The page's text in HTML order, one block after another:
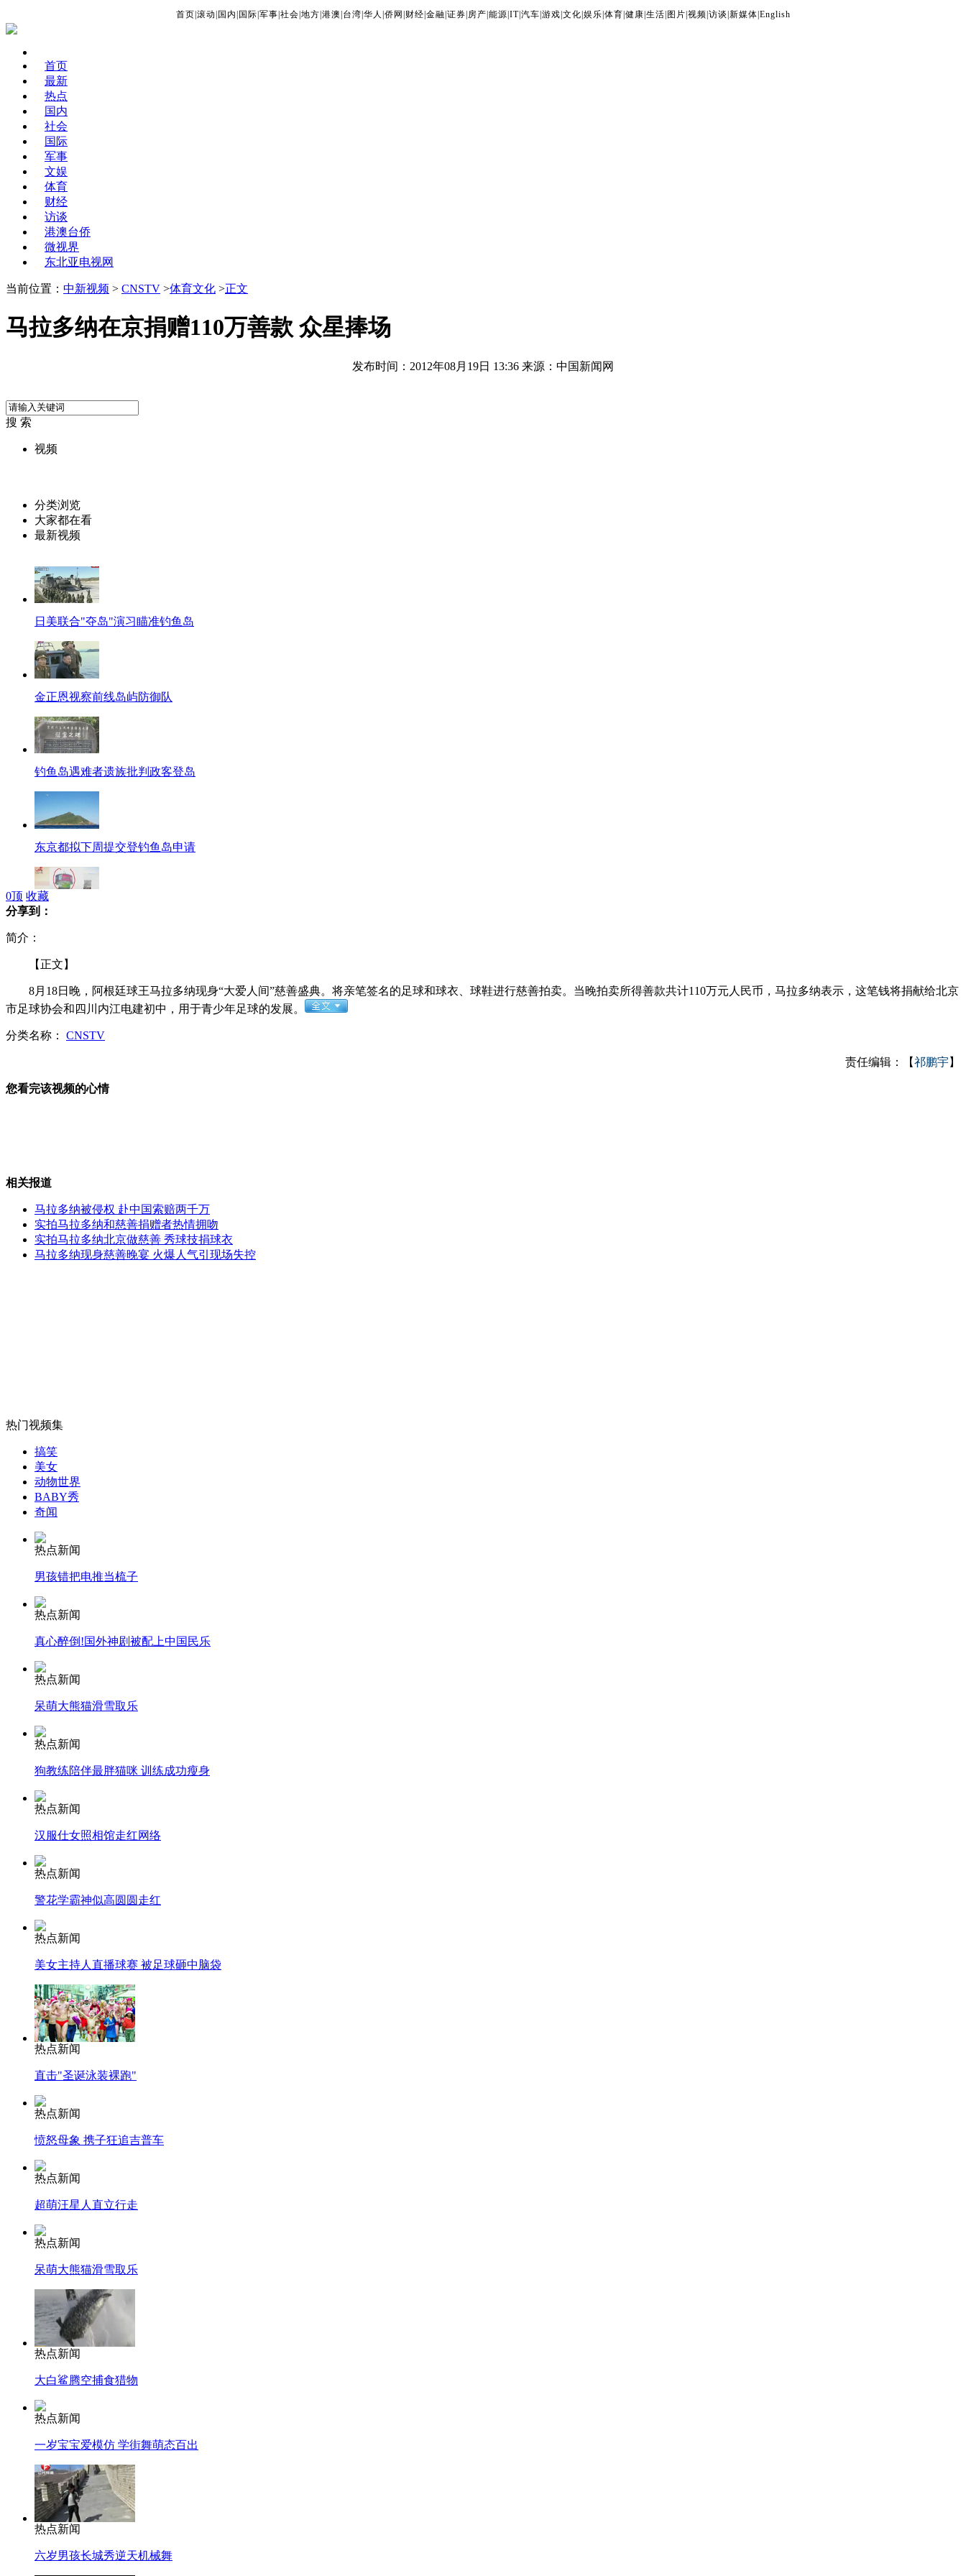
首页 滚动 国内 国际 军事 社会 地方 港澳 台湾 华人 侨网 财经 金融 证券 房产 能源 IT| 汽车 游戏 文化 娱乐 体育 健康 生活 图片 视频 访谈 新媒体 English
首页
最新
热点
国内
社会
国际
军事
文娱
体育
财经
访谈
港澳台侨
微视界
东北亚电视网
当前位置： 中新视频 > CNSTV >体育文化 >正文
马拉多纳在京捐赠110万善款 众星捧场
发布时间：2012年08月19日 13:36 来源：中国新闻网
搜 索
视频
分类浏览
大家都在看
最新视频
日美联合"夺岛"演习瞄准钓鱼岛
金正恩视察前线岛屿防御队
钓鱼岛遇难者遗族批判政客登岛
东京都拟下周提交登钓鱼岛申请
乔布斯失窃iPad落职业小丑手中
主人专心摄影 狗狗好奇张望
女孩北京地铁殴打老人 痛下狠手拳打脚踢
无痛分娩是否安全 医生回应
外交部：反对强权政治霸凌主义
外交部：有关国家言论片面不公正
安徽一实载49人客车翻车
走！跟着总书记去植树
消防员救轻生者 花炮节热闹非凡 减压"枕头大战"
纽约上演“枕头大战”
司机酒驾遇交警 急速倒车逃窜
0顶 收藏
分享到：
简介：
【正文】
8月18日晚，阿根廷球王马拉多纳现身“大爱人间”慈善盛典。将亲笔签名的足球和球衣、球鞋进行慈善拍卖。当晚拍卖所得善款共计110万元人民币，马拉多纳表示，这笔钱将捐献给北京
市足球协会和四川内江电建初中，用于青少年足球的发展。
分类名称： CNSTV
责任编辑：【祁鹏宇】
您看完该视频的心情
相关报道
马拉多纳被侵权 赴中国索赔两千万
实拍马拉多纳和慈善捐赠者热情拥吻
实拍马拉多纳北京做慈善 秀球技捐球衣
马拉多纳现身慈善晚宴 火爆人气引现场失控
热门视频集
搞笑
美女
动物世界
BABY秀
奇闻
热点新闻
男孩错把电推当梳子
热点新闻
真心醉倒!国外神剧被配上中国民乐
热点新闻
呆萌大熊猫滑雪取乐
热点新闻
狗教练陪伴最胖猫咪 训练成功瘦身
热点新闻
汉服仕女照相馆走红网络
热点新闻
警花学霸神似高圆圆走红
热点新闻
美女主持人直播球赛 被足球砸中脑袋
热点新闻
直击"圣诞泳装裸跑"
热点新闻
愤怒母象 携子狂追吉普车
热点新闻
超萌汪星人直立行走
热点新闻
呆萌大熊猫滑雪取乐
热点新闻
大白鲨腾空捕食猎物
热点新闻
一岁宝宝爱模仿 学街舞萌态百出
热点新闻
六岁男孩长城秀逆天机械舞